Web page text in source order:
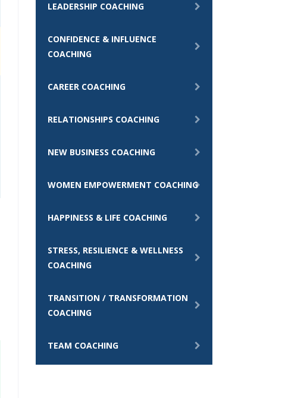
LEADERSHIP COACHING
CONFIDENCE & INFLUENCE
COACHING
CAREER COACHING
RELATIONSHIPS COACHING
NEW BUSINESS COACHING
WOMEN EMPOWERMENT COACHING
HAPPINESS & LIFE COACHING
STRESS, RESILIENCE & WELLNESS
COACHING
TRANSITION / TRANSFORMATION
COACHING
TEAM COACHING